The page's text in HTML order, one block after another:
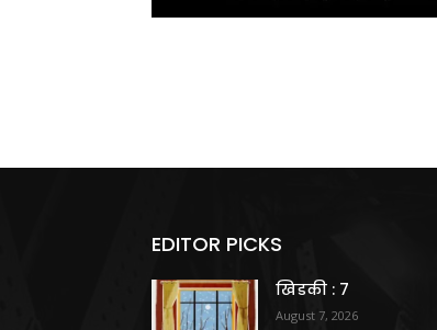
EDITOR PICKS
खिडकी : 7
August 7, 2026